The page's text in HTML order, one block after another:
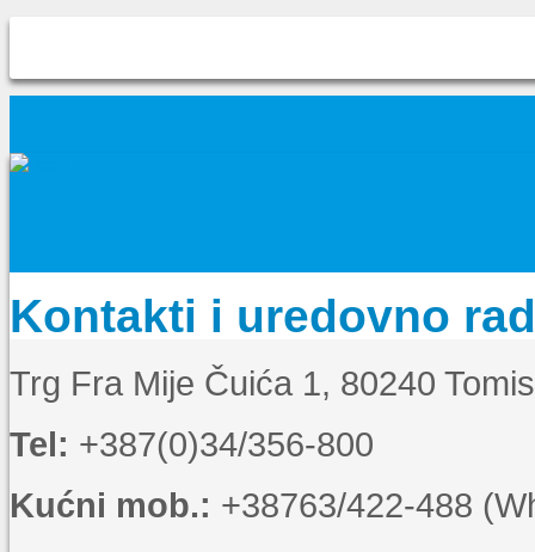
Kontakti i uredovno
Trg Fra Mije Čuića 1, 80240
Tel: +387(0)34/356-800
Kućni mob.: +38763/422-488